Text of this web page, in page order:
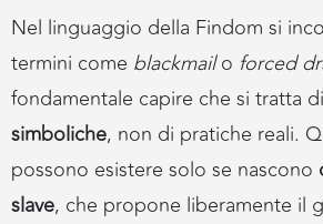
Nel linguaggio della Findom si
termini come blackmailo forced
fondamentale capire che si tratta di
simboliche, non di pratiche reali.
possono esistere solo se nascono
slave, che propone liberamente il